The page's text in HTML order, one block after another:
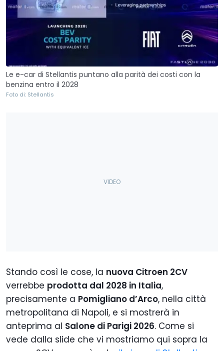
Le e-car di Stellantis puntano alla parità dei costi con la
benzina entro il 2028
Foto di: Stellantis
Stando così le cose, la nuova Citroen 2CV
verrebbe prodotta dal 2028 in Italia,
precisamente a Pomigliano d’Arco, nella città
metropolitana di Napoli, e si mostrerà in
anteprima al Salone di Parigi 2026. Come si
vede dalla slide che vi mostriamo qui sopra la